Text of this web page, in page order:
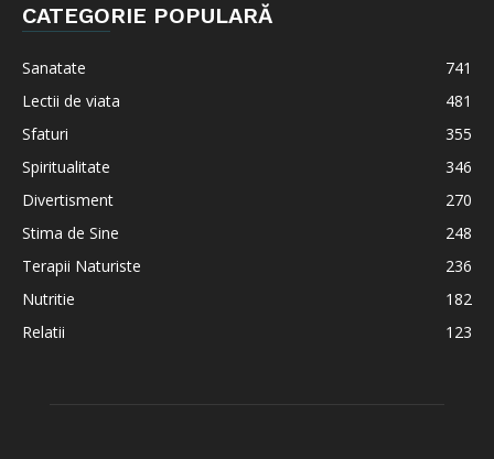
CATEGORIE POPULARĂ
Sanatate
741
Lectii de viata
481
Sfaturi
355
Spiritualitate
346
Divertisment
270
Stima de Sine
248
Terapii Naturiste
236
Nutritie
182
Relatii
123